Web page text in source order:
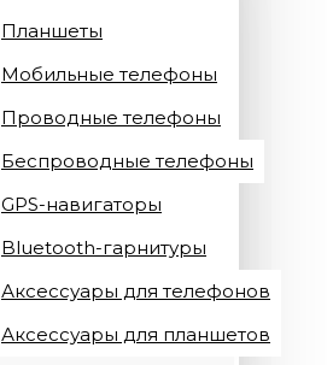
Планшеты
Мобильные телефоны
Проводные телефоны
Беспроводные телефоны
GPS-навигаторы
Bluetooth-гарнитуры
Аксессуары для телефонов
Аксессуары для планшетов